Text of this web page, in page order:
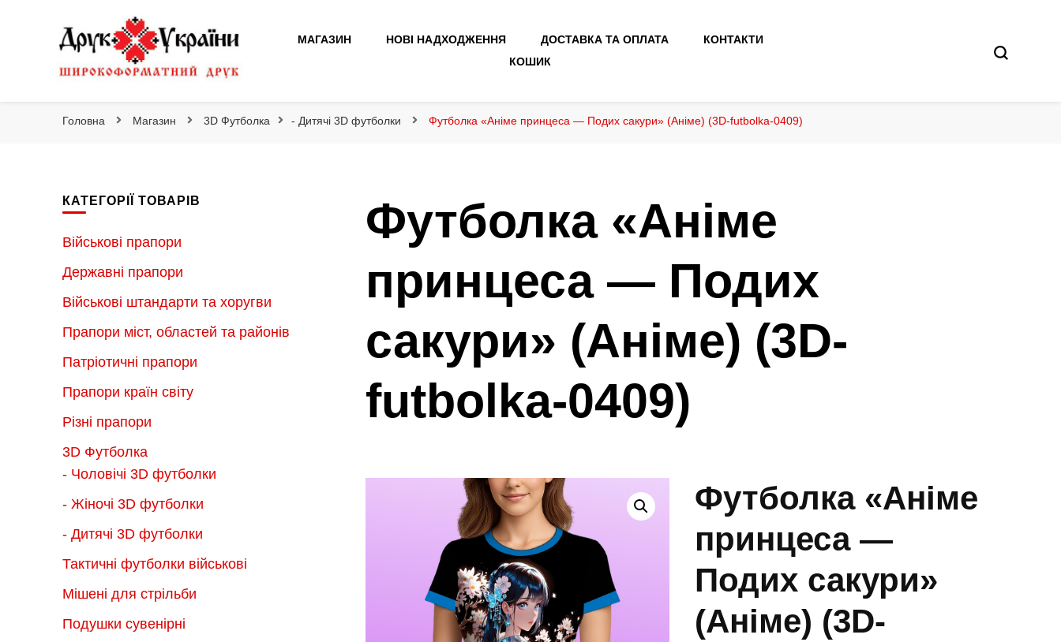
Друк України
МАГАЗИН НОВІ НАДХОДЖЕННЯ ДОСТАВКА ТА ОПЛАТА
КОНТАКТИ
КОШИК
Головна Магазин 3D Футболка - Дитячі 3D футболки Футболка «Аніме принцеса — Подих сакури» (Аніме) (3D-futbolka-0409)
Футболка «Аніме
принцеса — Подих
сакури» (Аніме) (3D-
futbolka-0409)
Футболка «Аніме
принцеса —
Подих сакури»
(Аніме) (3D-
КАТЕГОРІЇ ТОВАРІВ
Військові прапори
Державні прапори
Військові штандарти та хоругви
Прапори міст, областей та районів
Патріотичні прапори
Прапори країн світу
Різні прапори
3D Футболка
- Чоловічі 3D футболки
- Жіночі 3D футболки
- Дитячі 3D футболки
Тактичні футболки військові
Мішені для стрільби
Подушки сувенірні